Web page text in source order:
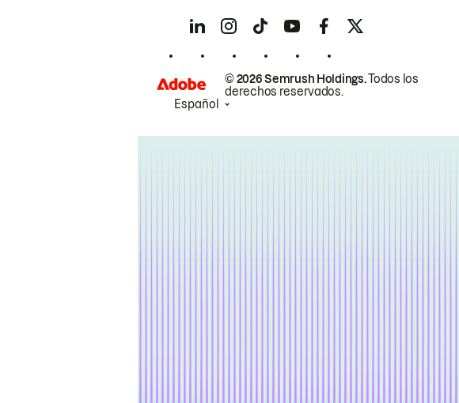
© 2026 Semrush Holdings.Todos los
derechos reservados.
Español